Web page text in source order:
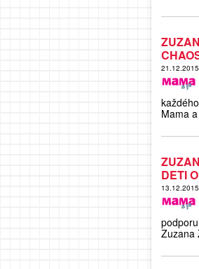
Mama
DETI
Zuzana